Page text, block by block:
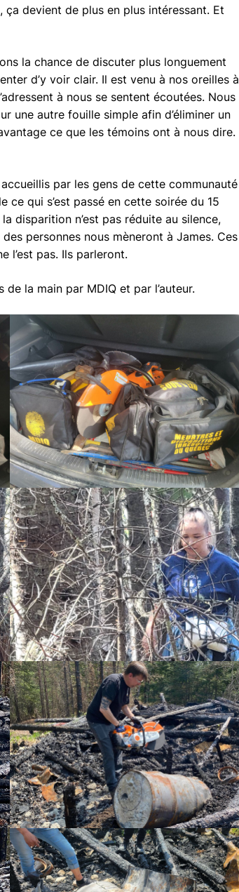
devient de plus en plus intéressant. Et
la chance de discuter plus longuement
d’y voir clair. Il est venu à nos oreilles à
à nous se sentent écoutées. Nous
une autre fouille simple afin d’éliminer un
ce que les témoins ont à nous dire.
par les gens de cette communauté
qui s’est passé en cette soirée du 15
disparition n’est pas réduite au silence,
personnes nous mèneront à James. Ces
l’est pas. Ils parleront.
la main par MDIQ et par l’auteur.